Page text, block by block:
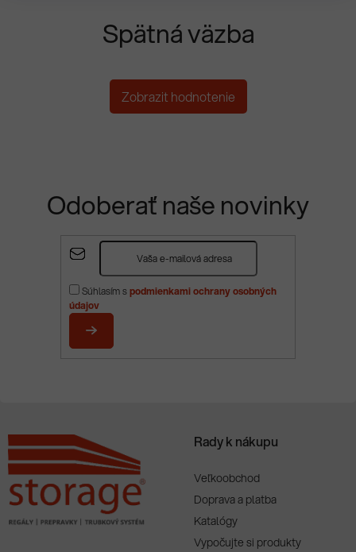
Spätná väzba
Zobrazit hodnotenie
Odoberať naše novinky
Súhlasím spodmienkami ochrany osobných
údajov
PRIHLÁSIŤ
Rady k nákupu
Veľkoobchod
Doprava a platba
Katalógy
Vypočujte si produkty